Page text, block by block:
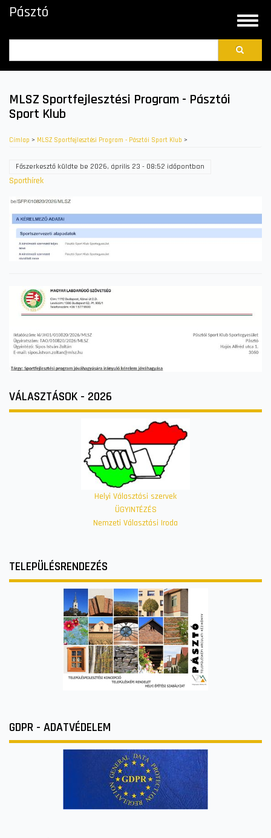
Ugrás
Toggle
Pásztó
MLSZ Sportfejlesztési Program - Pásztói
Sport Klub
Címlap > MLSZ Sportfejlesztési Program - Pásztói Sport Klub >
Főszerkesztő küldte be 2026, április 23 - 08:52 időpontban
Sporthírek
VÁLASZTÁSOK - 2026
Helyi Választási szervek
ÜGYINTÉZÉS
Nemzeti Választási Iroda
TELEPÜLÉSRENDEZÉS
GDPR - ADATVÉDELEM